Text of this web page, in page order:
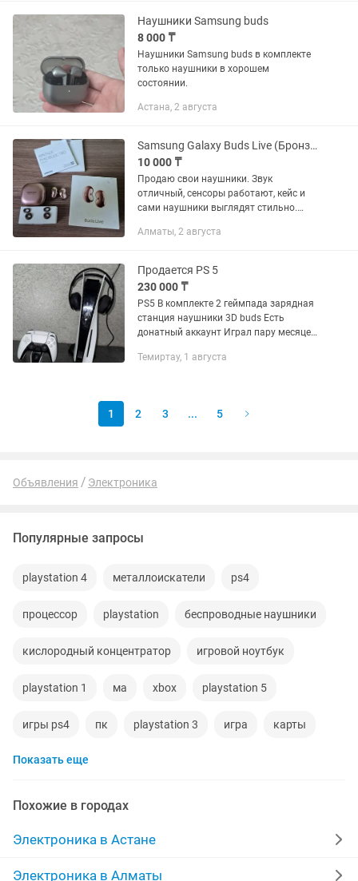
Наушники Samsung buds
8 000 ₸
Наушники Samsung buds в комплекте
только наушники в хорошем
состоянии.
Астана, 2 августа
Samsung Galaxy Buds Live (Бронза)
10 000 ₸
Продаю свои наушники. Звук
отличный, сенсоры работают, кейс и
сами наушники выглядят стильно.
сменными амбушюрами. — Состояние:
в...
Алматы, 2 августа
Продается PS 5
230 000 ₸
PS5 В комплекте 2 геймпада зарядная
станция наушники 3D buds Есть
донатный аккаунт Играл пару месяцев
Темиртау, 1 августа
1 2 3 ... 5
Объявления Электроника
Популярные запросы
playstation 4 металлоискатели ps4
процессор playstation беспроводные наушники
кислородный концентратор игровой ноутбук
playstation 1 ма xbox playstation 5
игры ps4 пк playstation 3 игра карты
ps 4 питания
новые аккумулятор фотоаппараты canon
термометр зарядное устройство
Показать еще
Похожие в городах
Электроника в Астане
Электроника в Алматы